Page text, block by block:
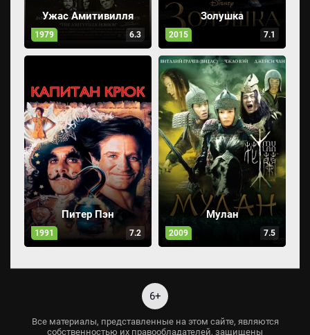
Ужас Амитивилля
1979 6.3
Золушка
2015 7.1
Питер Пэн
1991 7.2
Мулан
2009 7.5
6+
Все материалы, представленные на этом сайте, являются
собственностью их правообладателей, защищены